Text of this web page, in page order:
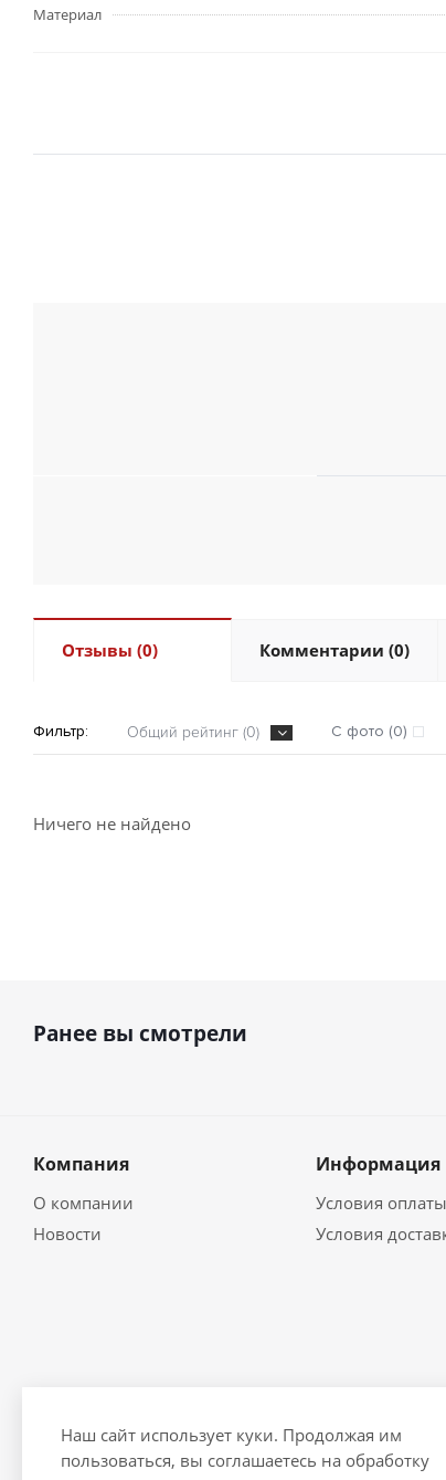
Материал
Отзывы (0) Комментарии (0)
Фильтр: Общий рейтинг (0) С фото (0)
Ничего не найдено
Ранее вы смотрели
Компания
О компании
Новости
Информация
Условия оплаты
Условия
Наш сайт использует куки. Продолжая им
пользоваться, вы соглашаетесь на обработку